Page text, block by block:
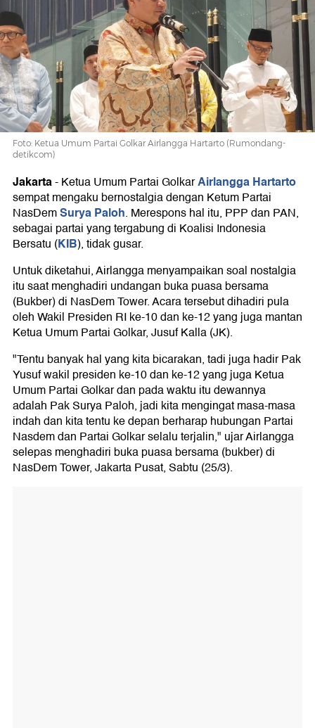
Foto: Ketua Umum Partai Golkar Airlangga Hartarto (Rumondang-
detikcom)
Jakarta-Ketua Umum Partai GolkarAirlangga Hartarto
sempat mengaku bernostalgia dengan Ketum Partai
NasDemSurya Paloh. Merespons hal itu, PPP dan PAN,
sebagai partai yang tergabung di Koalisi Indonesia
Bersatu (KIB), tidak gusar.
Untuk diketahui, Airlangga menyampaikan soal nostalgia
itu saat menghadiri undangan buka puasa bersama
(Bukber) di NasDem Tower. Acara tersebut dihadiri pula
oleh Wakil Presiden RI ke-10 dan ke-12 yang juga mantan
Ketua Umum Partai Golkar, Jusuf Kalla (JK).
"Tentu banyak hal yang kita bicarakan, tadi juga hadir Pak
Yusuf wakil presiden ke-10 dan ke-12 yang juga Ketua
Umum Partai Golkar dan pada waktu itu dewannya
adalah Pak Surya Paloh, jadi kita mengingat masa-masa
indah dan kita tentu ke depan berharap hubungan Partai
Nasdem dan Partai Golkar selalu terjalin," ujar Airlangga
selepas menghadiri buka puasa bersama (bukber) di
NasDem Tower, Jakarta Pusat, Sabtu (25/3).